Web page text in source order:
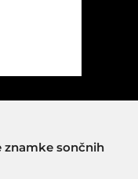
znamke sončnih